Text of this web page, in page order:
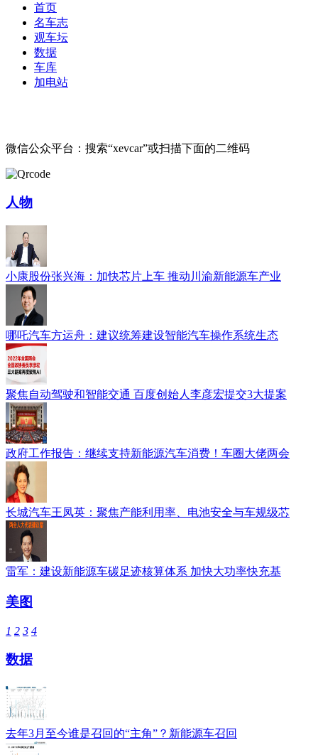
首页
名车志
观车坛
数据
车库
加电站
微信公众平台：搜索“xevcar”或扫描下面的二维码
人物
小康股份张兴海：加快芯片上车 推动川渝新能源车产业
哪吒汽车方运舟：建议统筹建设智能汽车操作系统生态
聚焦自动驾驶和智能交通 百度创始人李彦宏提交3大提案
政府工作报告：继续支持新能源汽车消费！车圈大佬两会
长城汽车王凤英：聚焦产能利用率、电池安全与车规级芯
雷军：建设新能源车碳足迹核算体系 加快大功率快充基
美图
1 2 3 4
数据
去年3月至今谁是召回的“主角”？新能源车召回